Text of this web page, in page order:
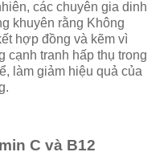
các chuyên gia dinh
khuyên rằng Không
hợp đồng và kẽm vì
cạnh tranh hấp thụ trong
làm giảm hiệu quả của
C và B12